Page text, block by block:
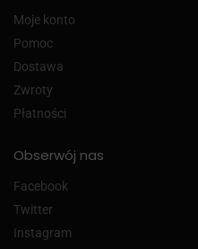
Moje konto
Pomoc
Dostawa
Zwroty
Płatności
Obserwój nas
Facebook
Twitter
Instagram